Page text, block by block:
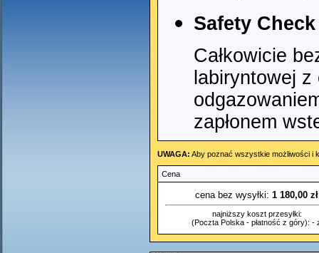
Safety Check
Całkowicie
labiryntowej
zapłonem
UWAGA: Aby poznać wszystkie możliwości i
Cena
cena bez wysyłki: 1 180,00 zł
najniższy koszt przesyłki:
(Poczta Polska - płatność z góry): -